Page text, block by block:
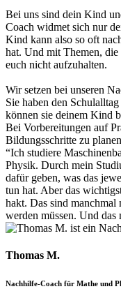
Bei uns sind dein Kind
Coach widmet sich nur
Kind kann also so oft
hat. Und mit Themen,
euch nicht aufzuhalten.
Wir setzen bei unseren
Sie haben den
können sie deinem Kind
Bei Vorbereitungen auf
Bildungsschritte zu
“Ich studiere
Physik. Durch mein
dafür geben, was das
tun hat. Aber das
hakt. Das sind
werden müssen. Und das
Thomas M.
Nachhilfe-Coach für Mathe und